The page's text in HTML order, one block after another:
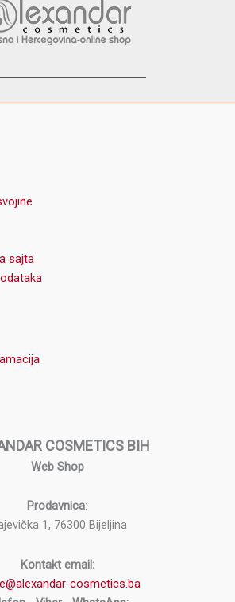
sajta
COSMETICS BIH
Web Shop
Prodavnica:
1, 76300 Bijeljina
Kontakt email:
cosmetics.ba